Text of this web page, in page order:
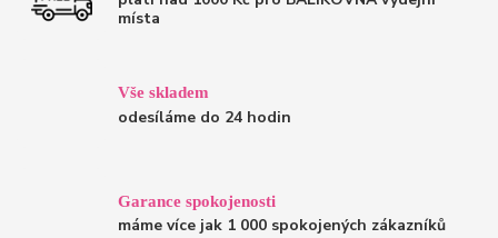
místa
Vše skladem
odesíláme do 24 hodin
Garance spokojenosti
máme více jak 1 000 spokojených zákazníků